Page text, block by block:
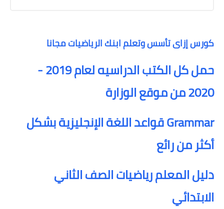
كورس إزاى تأسس وتعلم ابنك الرياضيات مجانا
حمل كل الكتب الدراسيه لعام 2019 -
2020 من موقع الوزارة
Grammar قواعد اللغة الإنجليزية بشكل
أكثر من رائع
دليل المعلم رياضيات الصف الثاني
الابتدائي